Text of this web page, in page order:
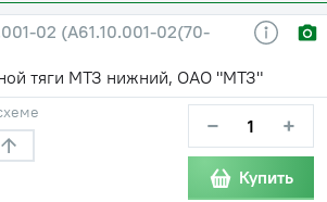
02 (А61.10.001-02(70-
тяги МТЗ нижний, ОАО "МТЗ"
− +
Купить